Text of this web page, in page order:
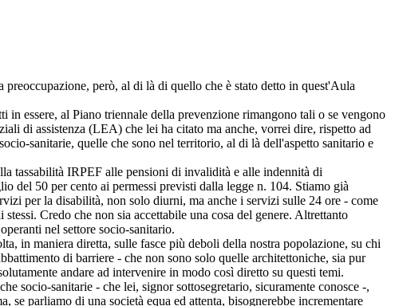
preoccupazione, però, al di là di quello che è stato detto in quest'Aula
in essere, al Piano triennale della prevenzione rimangono tali o se vengono
di assistenza (LEA) che lei ha citato ma anche, vorrei dire, rispetto ad
sanitarie, quelle che sono nel territorio, al di là dell'aspetto sanitario e
tassabilità IRPEF alle pensioni di invalidità e alle indennità di
del 50 per cento ai permessi previsti dalla legge n. 104. Stiamo già
per la disabilità, non solo diurni, ma anche i servizi sulle 24 ore - come
Credo che non sia accettabile una cosa del genere. Altrettanto
nel settore socio-sanitario.
in maniera diretta, sulle fasce più deboli della nostra popolazione, su chi
di barriere - che non sono solo quelle architettoniche, sia pur
andare ad intervenire in modo così diretto su questi temi.
socio-sanitarie - che lei, signor sottosegretario, sicuramente conosce -,
parliamo di una società equa ed attenta, bisognerebbe incrementare